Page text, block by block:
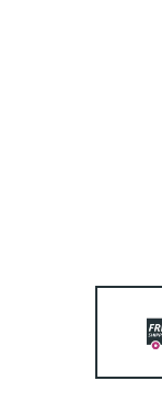
Palete Contouring